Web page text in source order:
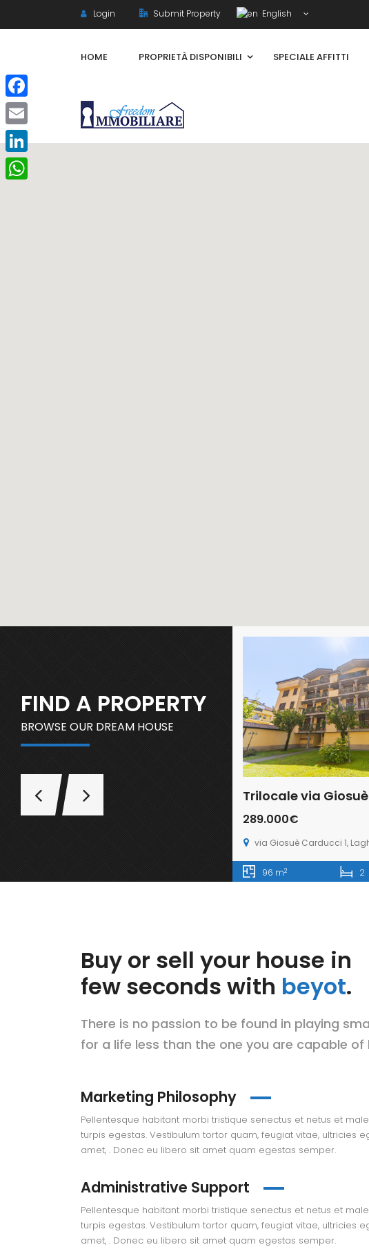
Login Submit Property English
HOME PROPRIETÀ DISPONIBILI SPECIALE AFFITTI
FIND A PROPERTY
BROWSE OUR DREAM HOUSE
289.000€
via Giosuè Carducci 1,
96 m2 2
Buy or sell your house in
few seconds with beyot.
There is no passion to be found in playing
for a life less than the one you are capable of
Marketing Philosophy
Pellentesque habitant morbi tristique senectus et netus et
turpis egestas. Vestibulum tortor quam, feugiat vitae, ultricies
amet, . Donec eu libero sit amet quam egestas semper.
Administrative Support
Pellentesque habitant morbi tristique senectus et netus et
turpis egestas. Vestibulum tortor quam, feugiat vitae, ultricies
amet, . Donec eu libero sit amet quam egestas semper.
Facebook
Email
LinkedIn